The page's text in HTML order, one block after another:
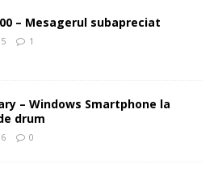
– Mesagerul subapreciat
1
– Windows Smartphone la
drum
0